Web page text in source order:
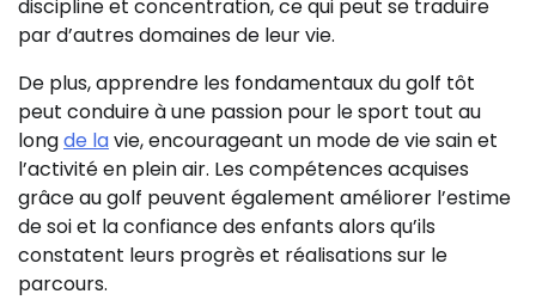
discipline et concentration, ce qui peut se traduire
par d’autres domaines de leur vie.
De plus, apprendre les fondamentaux du golf tôt
peut conduire à une passion pour le sport tout au
longde lavie, encourageant un mode de vie sain et
l’activité en plein air. Les compétences acquises
grâce au golf peuvent également améliorer l’estime
de soi et la confiance des enfants alors qu’ils
constatent leurs progrès et réalisations sur le
parcours.